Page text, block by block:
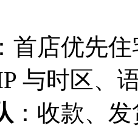
：首店优先
与时区、
：收款、